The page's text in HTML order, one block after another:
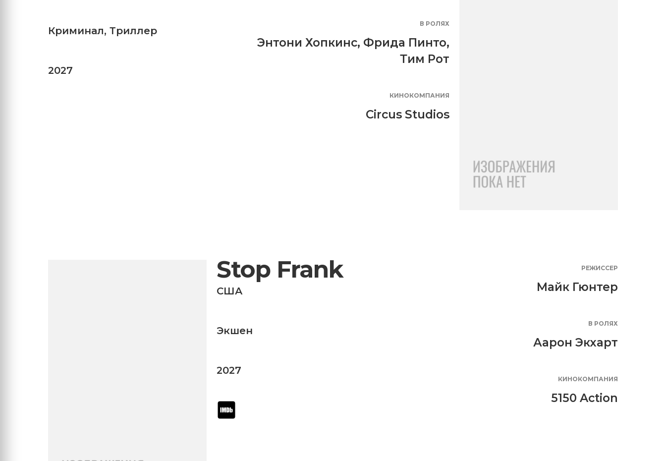
Криминал, Триллер
2027
В РОЛЯХ
Энтони Хопкинс, Фрида Пинто,
Тим Рот
КИНОКОМПАНИЯ
Circus Studios
Stop Frank
США
Экшен
2027
РЕЖИССЕР
Майк Гюнтер
В РОЛЯХ
Аарон Экхарт
КИНОКОМПАНИЯ
5150 Action